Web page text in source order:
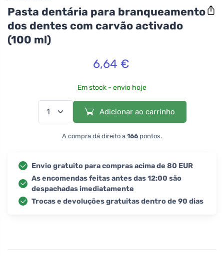
Pasta dentária para branqueamento
dos dentes com carvão activado
(100 ml)
6,64 €
Em stock - envio hoje
Adicionar ao carrinho
A compra dá direito a 166 pontos.
Envio gratuito para compras acima de 80 EUR
As encomendas feitas antes das 12:00 são
despachadas imediatamente
Trocas e devoluções gratuitas dentro de 90 dias